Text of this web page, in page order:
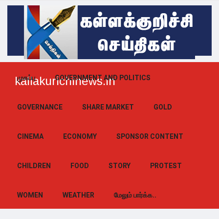
kallakurichinews.in
முகப்பு GOVERNMENT AND POLITICS
GOVERNANCE SHARE MARKET GOLD
CINEMA ECONOMY SPONSOR CONTENT
CHILDREN FOOD STORY PROTEST
WOMEN WEATHER மேலும் பார்க்க..